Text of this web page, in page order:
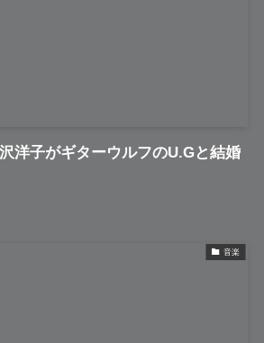
洋子がギターウルフのU.Gと結婚
音楽